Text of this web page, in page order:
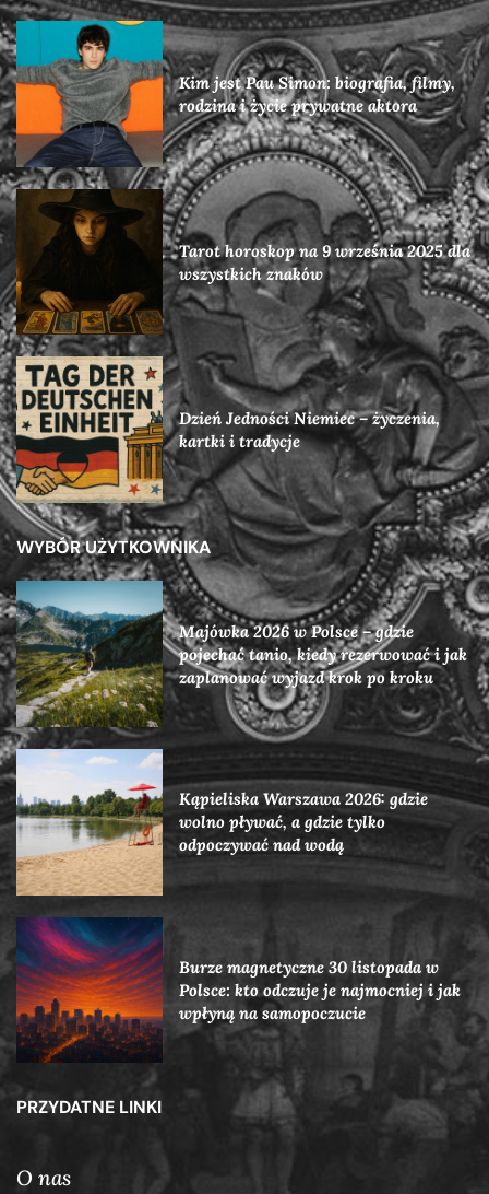
Kim jest Pau Simon: biografia, filmy,
rodzina i życie prywatne aktora
Tarot horoskop na 9 września 2025 dla
wszystkich znaków
Dzień Jedności Niemiec – życzenia,
kartki i tradycje
WYBÓR UŻYTKOWNIKA
Majówka 2026 w Polsce – gdzie
pojechać tanio, kiedy rezerwować i jak
zaplanować wyjazd krok po kroku
Kąpieliska Warszawa 2026: gdzie
wolno pływać, a gdzie tylko
odpoczywać nad wodą
Burze magnetyczne 30 listopada w
Polsce: kto odczuje je najmocniej i jak
wpłyną na samopoczucie
PRZYDATNE LINKI
O nas